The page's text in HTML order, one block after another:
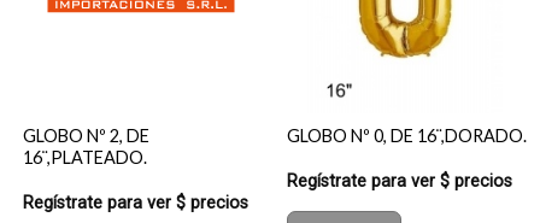
GLOBO Nº 2, DE
16¨,PLATEADO.
Regístrate para ver $ precios
GLOBO Nº 0, DE 16¨,DORADO.
Regístrate para ver $ precios